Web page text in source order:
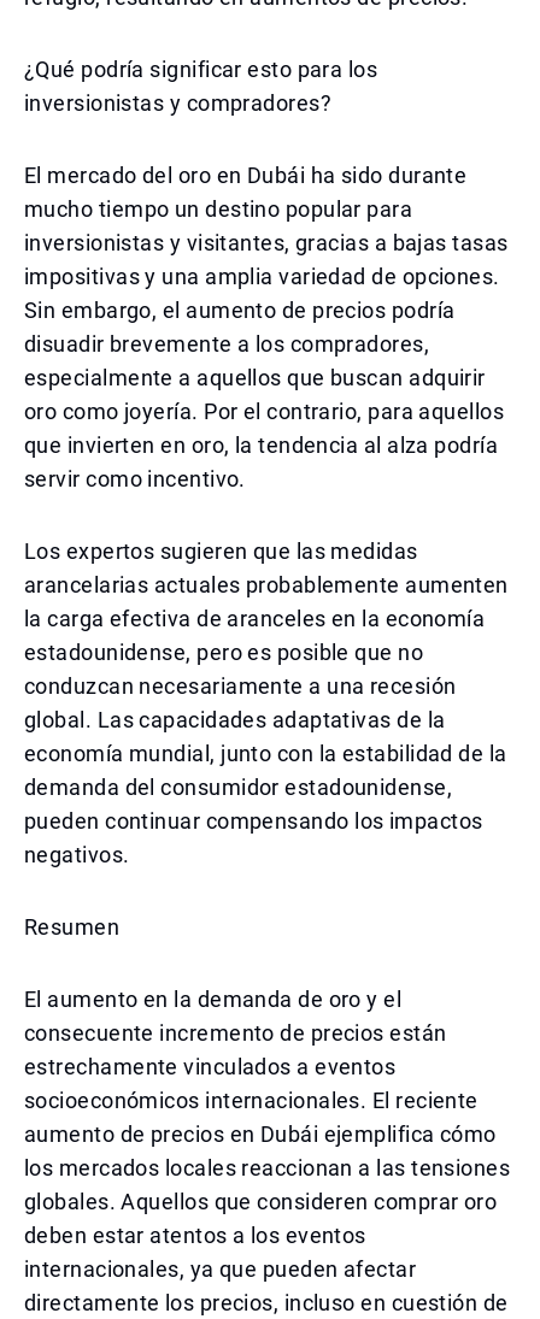
¿Qué podría significar esto para los
inversionistas y compradores?
El mercado del oro en Dubái ha sido durante
mucho tiempo un destino popular para
inversionistas y visitantes, gracias a bajas tasas
impositivas y una amplia variedad de opciones.
Sin embargo, el aumento de precios podría
disuadir brevemente a los compradores,
especialmente a aquellos que buscan adquirir
oro como joyería. Por el contrario, para aquellos
que invierten en oro, la tendencia al alza podría
servir como incentivo.
Los expertos sugieren que las medidas
arancelarias actuales probablemente aumenten
la carga efectiva de aranceles en la economía
estadounidense, pero es posible que no
conduzcan necesariamente a una recesión
global. Las capacidades adaptativas de la
economía mundial, junto con la estabilidad de la
demanda del consumidor estadounidense,
pueden continuar compensando los impactos
negativos.
Resumen
El aumento en la demanda de oro y el
consecuente incremento de precios están
estrechamente vinculados a eventos
socioeconómicos internacionales. El reciente
aumento de precios en Dubái ejemplifica cómo
los mercados locales reaccionan a las tensiones
globales. Aquellos que consideren comprar oro
deben estar atentos a los eventos
internacionales, ya que pueden afectar
directamente los precios, incluso en cuestión de